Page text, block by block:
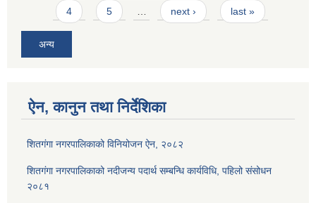
4 5 … next › last »
अन्य
ऐन, कानुन तथा निर्देशिका
शितगंगा नगरपालिकाको विनियोजन ऐन, २०८२
शितगंगा नगरपालिकाको नदीजन्य पदार्थ सम्बन्धि कार्यविधि, पहिलो संसोधन
२०८१